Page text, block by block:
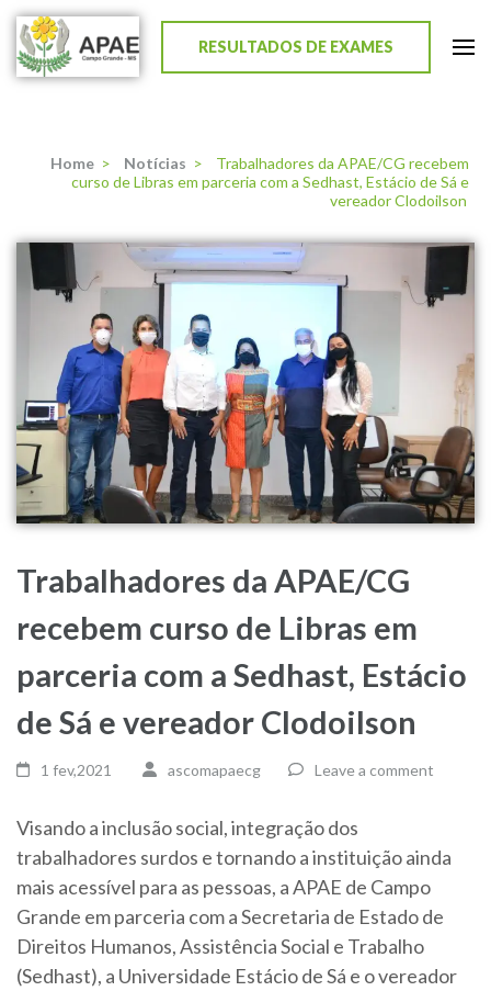
APAE de Campo Grande
RESULTADOS DE EXAMES
Home > Notícias >
Trabalhadores da APAE/CG recebem
curso de Libras em parceria com a Sedhast, Estácio de Sá e
vereador Clodoilson
Trabalhadores da APAE/CG
recebem curso de Libras em
parceria com a Sedhast, Estácio
de Sá e vereador Clodoilson
1 fev,2021 ascomapaecg Leave a comment
Visando a inclusão social, integração dos
trabalhadores surdos e tornando a instituição ainda
mais acessível para as pessoas, a APAE de Campo
Grande em parceria com a Secretaria de Estado de
Direitos Humanos, Assistência Social e Trabalho
(Sedhast), a Universidade Estácio de Sá e o vereador